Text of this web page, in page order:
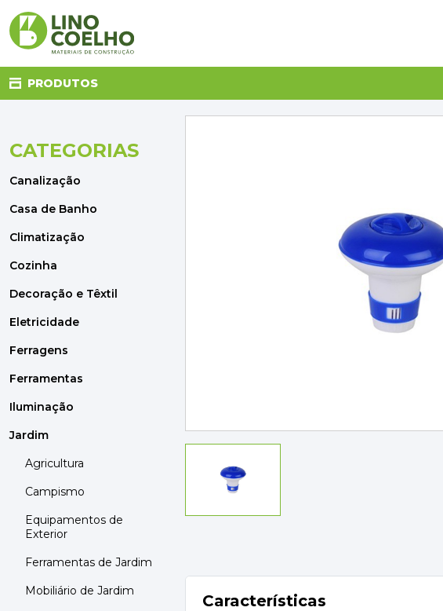
PRODUTOS
CANALIZAÇÃO
CLIMATIZAÇÃO
COZINHA
ELETRICIDADE
FERRAGENS
ILUMINAÇÃO
JARDIM
MOBILIÁRIO
PAVIMENTOS E REVESTIMENTOS
DYRUP
CATEGORIAS
Canalização
Casa de Banho
Climatização
Cozinha
Decoração e Têxtil
Eletricidade
Ferragens
Ferramentas
Iluminação
Jardim
Agricultura
Campismo
Equipamentos de
Exterior
Ferramentas de Jardim
Mobiliário de Jardim
Características